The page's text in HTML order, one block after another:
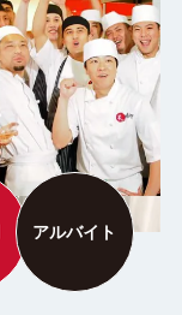
アルバイト